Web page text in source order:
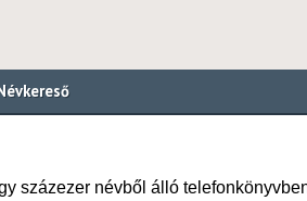
százezer névből álló